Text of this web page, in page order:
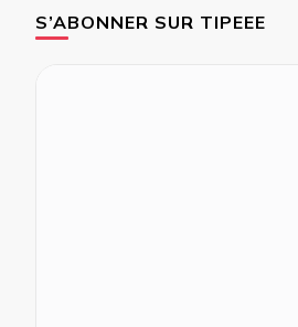
S’ABONNER SUR TIPEEE